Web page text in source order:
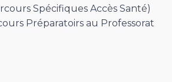
Spécifiques Accès Santé)
Préparatoirs au Professorat